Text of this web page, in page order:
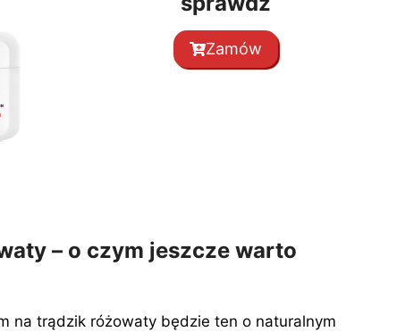
Zamów
– o czym jeszcze warto
na trądzik różowaty będzie ten o naturalnym